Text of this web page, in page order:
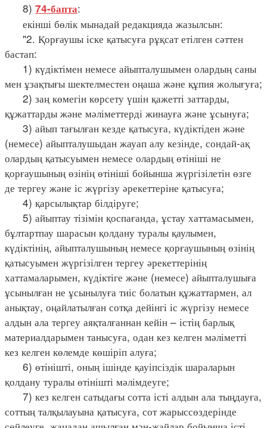
8) 74-бапта:
екінші бөлік мынадай редакцияда жазылсын:
"2. Қорғаушы іске қатысуға рұқсат етілген сәттен
бастап:
1) күдіктімен немесе айыпталушымен олардың саны
мен ұзақтығы шектелместен оңаша және құпия жолығуға;
2) заң көмегін көрсету үшін қажетті заттарды,
құжаттарды және мәліметтерді жинауға және ұсынуға;
3) айып тағылған кезде қатысуға, күдіктіден және
(немесе) айыпталушыдан жауап алу кезінде, сондай-ақ
олардың қатысуымен немесе олардың өтініші не
қорғаушының өзінің өтініші бойынша жүргізілетін өзге
де тергеу және іс жүргізу әрекеттеріне қатысуға;
4) қарсылықтар білдіруге;
5) айыптау тізімін қоспағанда, ұстау хаттамасымен,
бұлтартпау шарасын қолдану туралы қаулымен,
күдіктінің, айыпталушының немесе қорғаушының өзінің
қатысуымен жүргізілген тергеу әрекеттерінің
хаттамаларымен, күдіктіге және (немесе) айыпталушыға
ұсынылған не ұсынылуға тиіс болатын құжаттармен, ал
анықтау, оңайлатылған сотқа дейінгі іс жүргізу немесе
алдын ала тергеу аяқталғаннан кейін – істің барлық
материалдарымен танысуға, одан кез келген мәліметті
кез келген көлемде көшіріп алуға;
6) өтінішті, оның ішінде қауіпсіздік шараларын
қолдану туралы өтінішті мәлімдеуге;
7) кез келген сатыдағы сотта істі алдын ала тыңдауға,
соттың талқылауына қатысуға, сот жарыссөздерінде